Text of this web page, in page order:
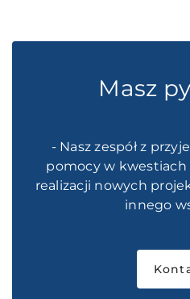
Masz
- Nasz zespół z
pomocy w
realizacji nowych
innego